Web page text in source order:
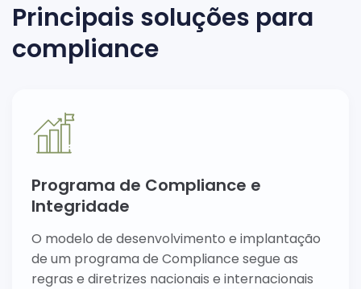
Principais soluções para
compliance
Programa de Compliance e
Integridade
O modelo de desenvolvimento e implantação
de um programa de Compliance segue as
regras e diretrizes nacionais e internacionais